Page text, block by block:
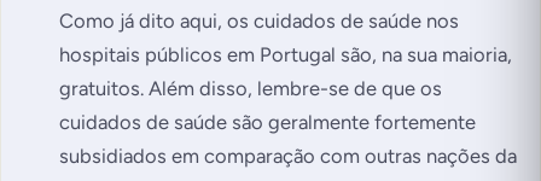
Como já dito aqui, os cuidados de saúde nos
hospitais públicos em Portugal são, na sua maioria,
gratuitos. Além disso, lembre-se de que os
cuidados de saúde são geralmente fortemente
subsidiados em comparação com outras nações da